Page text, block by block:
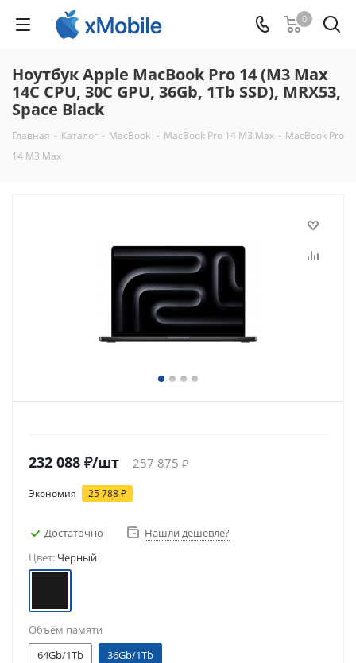
0
Ноутбук Apple MacBook Pro 14 (M3 Max
14C CPU, 30C GPU, 36Gb, 1Tb SSD), MRX53,
Space Black
Главная - Каталог - MacBook - MacBook Pro 14 M3 Max - MacBook Pro
14 M3 Max
232 088 ₽/шт 257 875₽
Экономия 25 788₽
Достаточно
Нашли дешевле?
Цвет: Черный
Объём памяти
64Gb/1Tb
36Gb/1Tb